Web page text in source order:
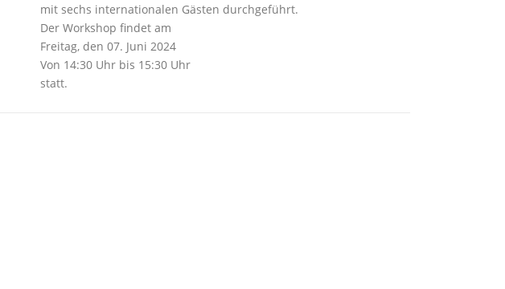
mit sechs internationalen Gästen durchgeführt.
Der Workshop findet am
Freitag, den 07. Juni 2024
Von 14:30 Uhr bis 15:30 Uhr
statt.